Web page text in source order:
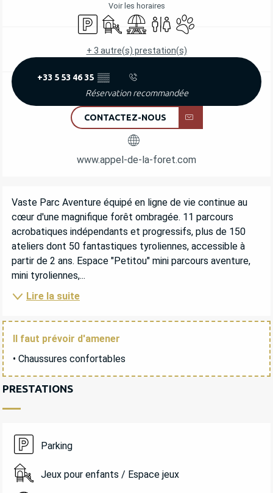
Voir les horaires
ParkingJeux pour enfants / Espace jeux
Aire de pique nique
ToilettesAnimaux acceptés
+ 3 autre(s) prestation(s)
+33 5 53 46 35 ▒▒
Réservation recommandée
CONTACTEZ-NOUS
www.appel-de-la-foret.com
DESCRIPTION
Vaste Parc Aventure équipé en ligne de vie continue au
cœur d'une magnifique forêt ombragée. 11 parcours
acrobatiques indépendants et progressifs, plus de 150
ateliers dont 50 fantastiques tyroliennes, accessible à
partir de 2 ans. Espace "Petitou" mini parcours aventure,
mini tyroliennes,...
Lire la suite
Il faut prévoir d'amener
• Chaussures confortables
PRESTATIONS
Parking
Jeux pour enfants / Espace jeux